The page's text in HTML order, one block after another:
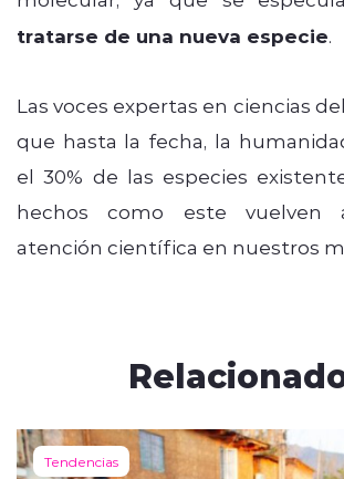
tratarse de una nueva especie.
Las voces expertas en ciencias
que hasta la fecha, la
el 30% de las especies
hechos como este vuelven
atención científica en nuestros
Tendencias